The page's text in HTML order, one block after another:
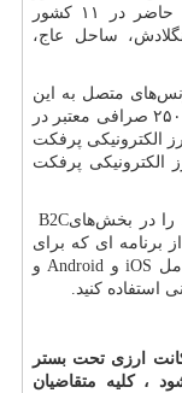
چشمگیری گسترش و توسعه داده و در حال حاضر در ۱۱ کشور
ساحل عاج،
ان به بیش از ۱۰٬۰۰۰٬۰۰۰ و بیزنس‌های متصل به این
سیستم بیش از ۵۰٬۰۰۰ است. همچنین بیش از ۲۵۰ صرافی معتبر در
الکترونیکی پرفکت
الکترونیکی پرفکت
را در بخش‌هایB2C
برنامه ای که برای
iOS و Android و
کنید.
نوع حساب و اکانت ارزی تحت بستر
، کلیه متقاضیان